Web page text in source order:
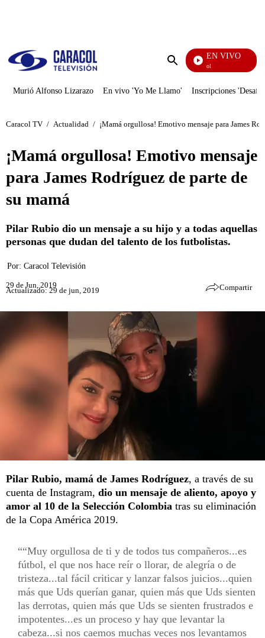
Enviar
EN VIVO
Noticias Caracol
Murió Alfonso Lizarazo En vivo 'Yo Me Llamo' Inscripciones
Caracol TV / Actualidad / ¡Mamá orgullosa! Emotivo mensaje para James
¡Mamá orgullosa! Emotivo mensaje
para James Rodríguez de parte de
su mamá
Pilar Rubio dio un mensaje a su hijo y a todas aquellas
personas que dudan del talento de los futbolistas.
Por: Caracol Televisión
29 de Jun, 2019
Actualizado: 29 de jun, 2019 Compartir
Pilar Rubio, mamá de James Rodríguez, a través de su
cuenta de Instagram, dio un mensaje de aliento, apoyo y
amor al 10 de la Selección Colombia tras su eliminación
de la Copa América 2019.
“Muy orgullosa de ti y de todos tus compañeros...es
fútbol, el que nos hace reír o llorar, de alegría o de
tristeza...tal fácil criticar y lanzar falsos juicios...quien
más que Uds querían ganar, quien más que Uds sienten
las derrotas, quien más que Uds se sienten frustrados e
impotentes...es un proceso y hay que levantar la
cabeza...si nos caemos muchas veces nos levantamos